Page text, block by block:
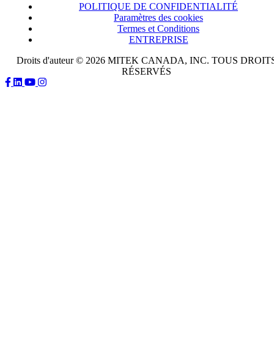
POLITIQUE DE CONFIDENTIALITÉ
Paramètres des cookies
Termes et Conditions
ENTREPRISE
Droits d'auteur © 2026 MITEK CANADA, INC. TOUS
RÉSERVÉS